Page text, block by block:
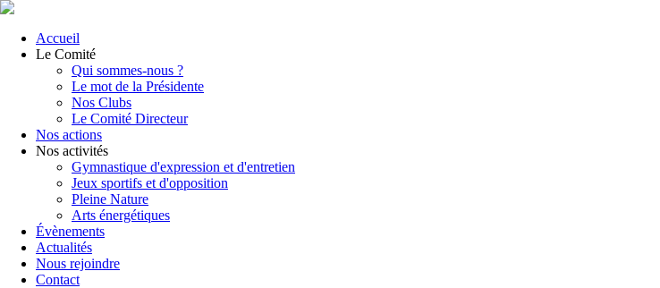
Accueil
Le Comité
Qui sommes-nous ?
Le mot de la Présidente
Nos Clubs
Le Comité Directeur
Nos actions
Nos activités
Gymnastique d'expression et d'entretien
Jeux sportifs et d'opposition
Pleine Nature
Arts énergétiques
Évènements
Actualités
Nous rejoindre
Contact